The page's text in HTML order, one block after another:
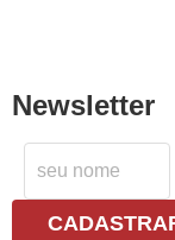
Newsletter